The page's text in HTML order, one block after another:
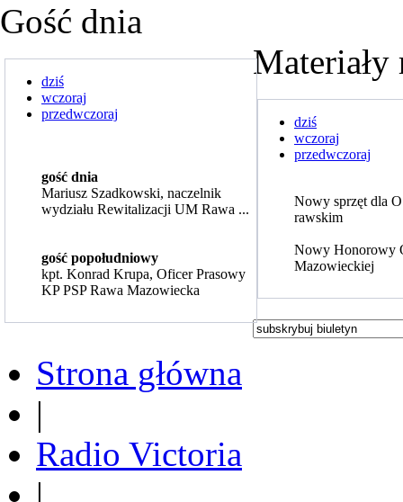
Gość dnia
dziś
wczoraj
przedwczoraj
gość dnia
Mariusz Szadkowski, naczelnik
wydziału Rewitalizacji UM Rawa ...
gość popołudniowy
kpt. Konrad Krupa, Oficer Prasowy
KP PSP Rawa Mazowiecka
Materiały
dziś
wczoraj
przedwczoraj
Nowy sprzęt dla
rawskim
Nowy Honorowy
Mazowieckiej
Strona główna
|
Radio Victoria
|